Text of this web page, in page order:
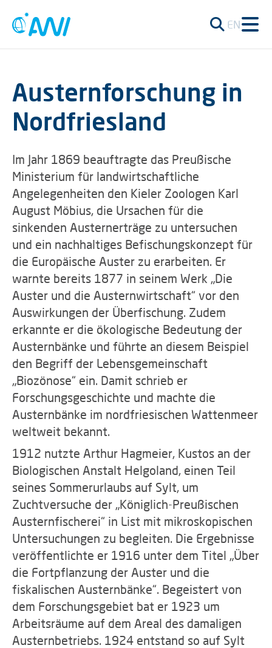
EN
Austernforschung in
Nordfriesland
Im Jahr 1869 beauftragte das Preußische
Ministerium für landwirtschaftliche
Angelegenheiten den Kieler Zoologen Karl
August Möbius, die Ursachen für die
sinkenden Austernerträge zu untersuchen
und ein nachhaltiges Befischungskonzept für
die Europäische Auster zu erarbeiten. Er
warnte bereits 1877 in seinem Werk „Die
Auster und die Austernwirtschaft“ vor den
Auswirkungen der Überfischung. Zudem
erkannte er die ökologische Bedeutung der
Austernbänke und führte an diesem Beispiel
den Begriff der Lebensgemeinschaft
„Biozönose“ ein. Damit schrieb er
Forschungsgeschichte und machte die
Austernbänke im nordfriesischen Wattenmeer
weltweit bekannt.
1912 nutzte Arthur Hagmeier, Kustos an der
Biologischen Anstalt Helgoland, einen Teil
seines Sommerurlaubs auf Sylt, um
Zuchtversuche der „Königlich-Preußischen
Austernfischerei“ in List mit mikroskopischen
Untersuchungen zu begleiten. Die Ergebnisse
veröffentlichte er 1916 unter dem Titel „Über
die Fortpflanzung der Auster und die
fiskalischen Austernbänke“. Begeistert von
dem Forschungsgebiet bat er 1923 um
Arbeitsräume auf dem Areal des damaligen
Austernbetriebs. 1924 entstand so auf Sylt